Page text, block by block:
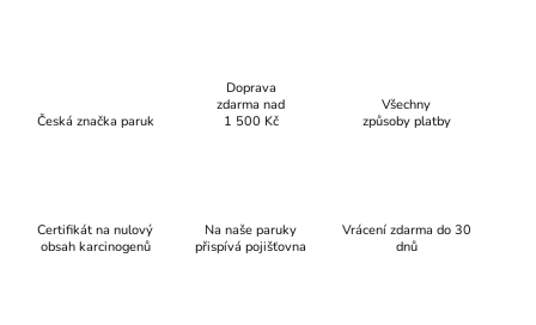
r
v
ý
p
Česká značka paruk
Doprava
zdarma nad
1 500 Kč
Všechny
způsoby platby
Certifikát na nulový
obsah karcinogenů
Na naše paruky
přispívá pojišťovna
Vrácení zdarma do 30
dnů